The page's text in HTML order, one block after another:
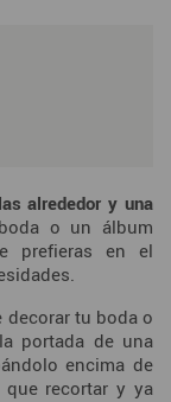
alrededor y una
o un álbum
prefieras en el
tu boda o
portada de una
encima de
que recortar y ya